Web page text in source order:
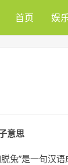
首页 娱
意思
兔”是一句汉